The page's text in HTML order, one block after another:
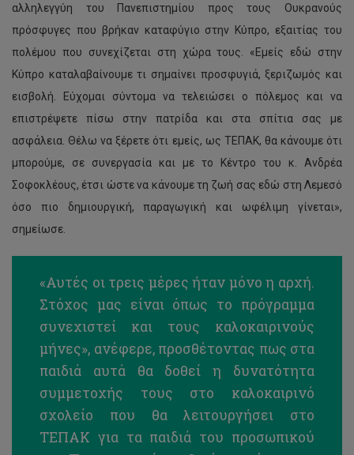
αλληλεγγύη του Πανεπιστημίου προς τους Ουκρανούς
πρόσφυγες που βρήκαν καταφύγιο στην Κύπρο, εξαιτίας του
πολέμου που συνεχίζεται στη χώρα τους. «Εμείς εδώ στην
Κύπρο καταλαβαίνουμε τι σημαίνει προσφυγιά, ξεριζωμός και
εισβολή. Εύχομαι σύντομα να τελειώσει ο πόλεμος και να
επιστρέψετε πίσω στην πατρίδα και στα σπίτια σας με
ασφάλεια. Θέλω να ξέρετε ότι εμείς, ως ΤΕΠΑΚ, θα κάνουμε ότι
μπορούμε, σε συνεργασία και με το Κέντρο του κ. Ανδρέα
Σοφοκλέους, έτσι ώστε να κάνουμε τη ζωή σας εδώ στη Λεμεσό
όσο πιο δημιουργική, παραγωγική και ωφέλιμη γίνεται»,
σημείωσε.
«Αυτές οι τρεις μέρες ήταν μόνο η αρχή.
Στόχος μας είναι όπως το πρόγραμμα
συνεχιστεί και τους καλοκαιρινούς
μήνες», ανέφερε, προσθέτοντας πως στα
παιδιά αυτά θα δοθεί η δυνατότητα
συμμετοχής τους στο καλοκαιρινό
σχολείο που θα λειτουργήσει στο
ΤΕΠΑΚ για τα παιδιά του προσωπικού